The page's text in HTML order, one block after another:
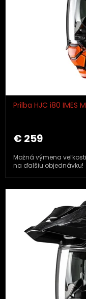
Prilba HJC i80 IMES
€ 259
Možná výmena
na ďalšiu objednávku!